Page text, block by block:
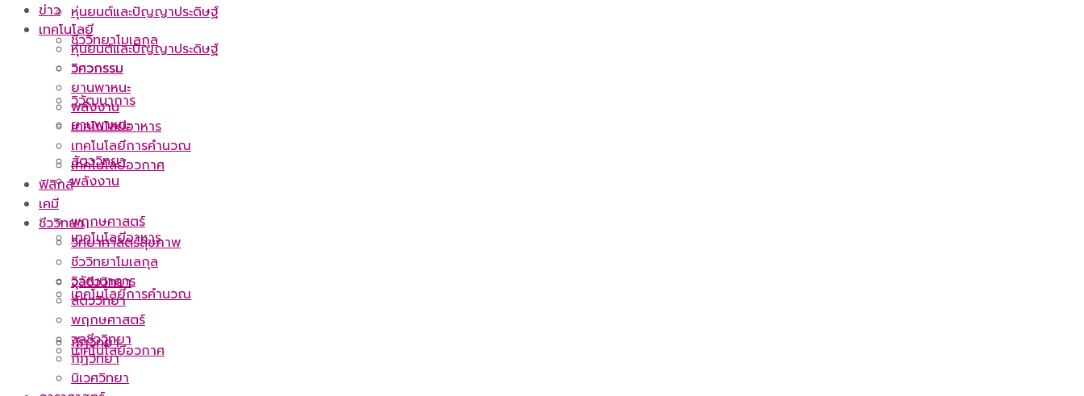
ชีววิทยาโมเลกุล
วิวัฒนาการ
สัตววิทยา
พฤกษศาสตร์
จุลชีววิทยา
กีฏวิทยา
หุ่นยนต์และปัญญาประดิษฐ์
วิศวกรรม
ยานพาหนะ
พลังงาน
เทคโนโลยีอาหาร
เทคโนโลยีการคำนวณ
เทคโนโลยีอวกาศ
ข่าว
เทคโนโลยี
หุ่นยนต์และปัญญาประดิษฐ์
วิศวกรรม
ยานพาหนะ
พลังงาน
เทคโนโลยีอาหาร
เทคโนโลยีการคำนวณ
เทคโนโลยีอวกาศ
ฟิสิกส์
เคมี
ชีววิทยา
วิทยาศาสตร์สุขภาพ
ชีววิทยาโมเลกุล
วิวัฒนาการ
สัตววิทยา
พฤกษศาสตร์
จุลชีววิทยา
กีฏวิทยา
นิเวศวิทยา